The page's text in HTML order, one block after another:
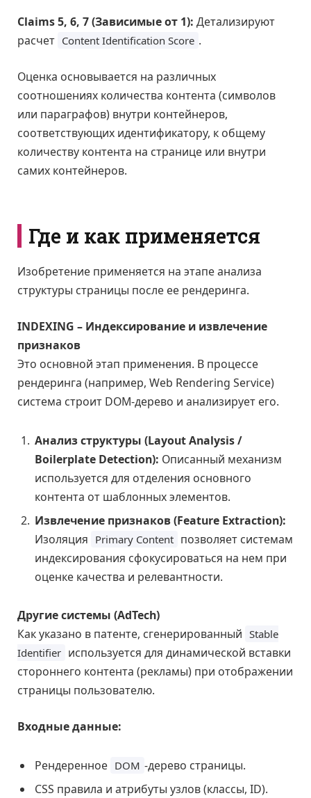
Claims 5, 6, 7 (Зависимые от 1): Детализируют
расчет Content Identification Score .
Оценка основывается на различных
соотношениях количества контента (символов
или параграфов) внутри контейнеров,
соответствующих идентификатору, к общему
количеству контента на странице или внутри
самих контейнеров.
Где и как применяется
Изобретение применяется на этапе анализа
структуры страницы после ее рендеринга.
INDEXING – Индексирование и извлечение
признаков
Это основной этап применения. В процессе
рендеринга (например, Web Rendering Service)
система строит DOM-дерево и анализирует его.
Анализ структуры (Layout Analysis /
Boilerplate Detection): Описанный механизм
используется для отделения основного
контента от шаблонных элементов.
Извлечение признаков (Feature Extraction):
Изоляция Primary Content позволяет системам
индексирования сфокусироваться на нем при
оценке качества и релевантности.
Другие системы (AdTech)
Как указано в патенте, сгенерированный Stable
Identifier используется для динамической вставки
стороннего контента (рекламы) при отображении
страницы пользователю.
Входные данные:
Рендеренное DOM -дерево страницы.
CSS правила и атрибуты узлов (классы, ID).